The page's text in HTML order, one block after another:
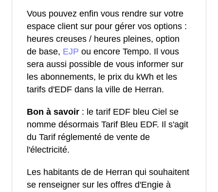
Vous pouvez enfin vous rendre sur votre
espace client sur pour gérer vos options :
heures creuses / heures pleines, option
de base, EJP ou encore Tempo. Il vous
sera aussi possible de vous informer sur
les abonnements, le prix du kWh et les
tarifs d'EDF dans la ville de Herran.
Bon à savoir : le tarif EDF bleu Ciel se
nomme désormais Tarif Bleu EDF. Il s'agit
du Tarif réglementé de vente de
l'électricité.
Les habitants de de Herran qui souhaitent
se renseigner sur les offres d'Engie à